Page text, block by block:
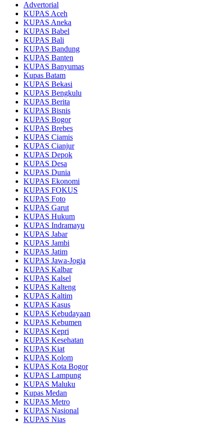
Advertorial
KUPAS Aceh
KUPAS Aneka
KUPAS Babel
KUPAS Bali
KUPAS Bandung
KUPAS Banten
KUPAS Banyumas
Kupas Batam
KUPAS Bekasi
KUPAS Bengkulu
KUPAS Berita
KUPAS Bisnis
KUPAS Bogor
KUPAS Brebes
KUPAS Ciamis
KUPAS Cianjur
KUPAS Depok
KUPAS Desa
KUPAS Dunia
KUPAS Ekonomi
KUPAS FOKUS
KUPAS Foto
KUPAS Garut
KUPAS Hukum
KUPAS Indramayu
KUPAS Jabar
KUPAS Jambi
KUPAS Jatim
KUPAS Jawa-Jogja
KUPAS Kalbar
KUPAS Kalsel
KUPAS Kalteng
KUPAS Kaltim
KUPAS Kasus
KUPAS Kebudayaan
KUPAS Kebumen
KUPAS Kepri
KUPAS Kesehatan
KUPAS Kiat
KUPAS Kolom
KUPAS Kota Bogor
KUPAS Lampung
KUPAS Maluku
Kupas Medan
KUPAS Metro
KUPAS Nasional
KUPAS Nias